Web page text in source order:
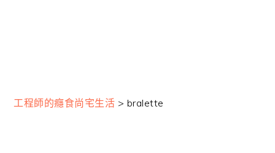
工程師的癮食尚宅生活 > bralette